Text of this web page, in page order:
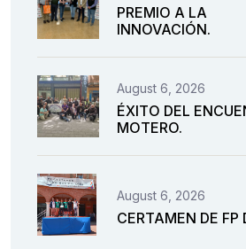
PREMIO A LA
INNOVACIÓN.
August 6, 2026
ÉXITO DEL
MOTERO.
August 6, 2026
CERTAMEN DE FP